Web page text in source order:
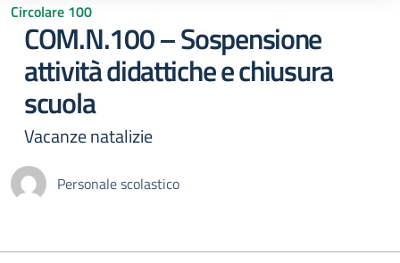
Circolare 100
COM.N.100 – Sospensione
attività didattiche e chiusura
scuola
Vacanze natalizie
Personale scolastico